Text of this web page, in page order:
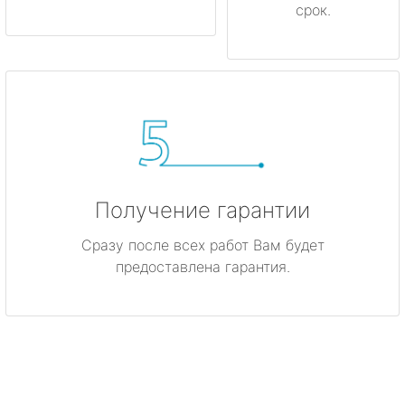
срок.
Получение гарантии
Сразу после всех работ Вам будет
предоставлена гарантия.